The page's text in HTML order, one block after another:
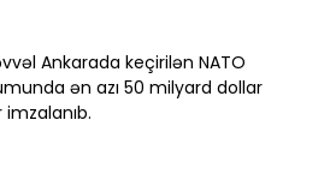
Ankarada keçirilən NATO
ən azı 50 milyard dollar